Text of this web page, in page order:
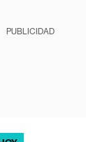
PUBLICIDAD